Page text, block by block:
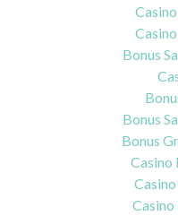
Bonus
Bonus
Bonus
Casino
Casino